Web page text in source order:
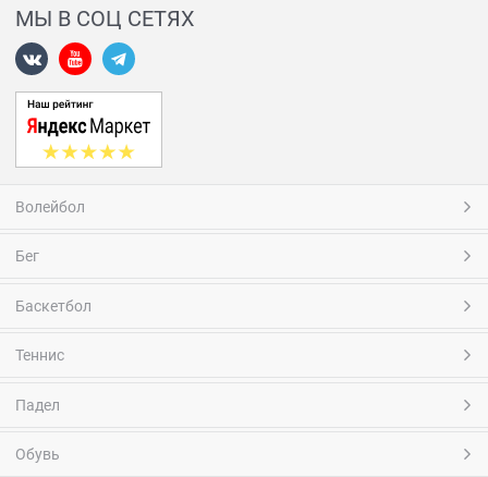
МЫ В СОЦ СЕТЯХ
Волейбол
Бег
Баскетбол
Теннис
Падел
Обувь